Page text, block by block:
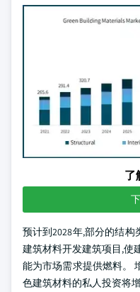
了
预计到2028年,部分的结构
建筑材料开发建筑项目,使
能为市场需求提供燃料。
色建筑材料的私人投资将